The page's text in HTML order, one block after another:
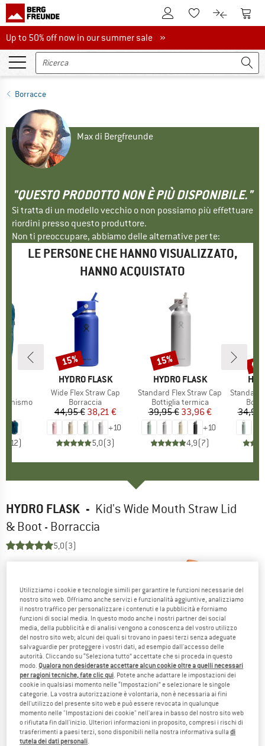
Al conto clienteAlla lista
Al Al
Up to 50% off now in our summer sale
Up to 50% off now in our summer sale »
Borracce
Max di Bergfreunde
"QUESTO PRODOTTO NON È PIÙ DISPONIBILE."
Si tratta di un modello vecchio o non possiamo più effettuare
riordini presso questo produttore.
Non ti preoccupare, abbiamo delle alternative per te:
LE PERSONE CHE HANNO VISUALIZZATO,
HANNO ACQUISTATO
12)
MARCHIO
HYDRO FLASK
Articolo
Wide Flex Straw Cap
Gruppo di prodotti
Borraccia
Prezzo
44,95 €Prezzo ridotto
38,21 €
+10
5,0(3)
Sconto
15%
MARCHIO
HYDRO FLASK
Articolo
Standard Flex Straw Cap
Gruppo di prodotti
Bottiglia termica
Prezzo
39,95 € Prezzo ridotto
33,96 €
+10
4,9(7)
Sconto
15%
Articolo
Standard Mouth
34,95
HYDRO FLASK - Kid's Wide Mouth Straw Lid
& Boot - Borraccia
5,0(3)
Utilizziamo i cookie e tecnologie simili per garantire le funzioni necessarie del
nostro sito web. Offriamo anche servizi e funzionalità aggiuntive, analizziamo
il nostro traffico per personalizzare i contenuti e la pubblicità e forniamo
funzioni di social media. In questo modo anche i nostri partner dei social
media, della pubblicità e di analisi vengono a conoscenza del vostro utilizzo
del nostro sito web; alcuni dei quali si trovano in paesi terzi senza adeguate
salvaguardie per proteggere i vostri dati, ad esempio dall'accesso delle
autorità. Cliccando su “Seleziona tutto” accettate che si proceda in questo
modo. Qualora non desideraste accettare alcun cookie oltre a quelli necessari
per ragioni tecniche, fate clic qui. Potete anche adattare le impostazioni dei
cookie in qualsiasi momento nelle “Impostazioni” e selezionare le singole
categorie. La vostra autorizzazione è volontaria, non è necessaria ai fini
dell'utilizzo del presente sito web e può essere revocata in qualunque
momento nelle "Impostazioni dei cookie" nell'area in basso del nostro sito web
o rifiutata fin dall'inizio. Ulteriori informazioni in proposito, compresi i rischi di
trasferimenti a paesi terzi, sono disponibili nella nostra informativa sulladi
tutela dei dati personali.